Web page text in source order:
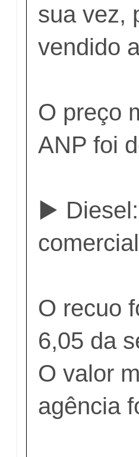
sua vez,
vendido
O preço
ANP foi
▶️
O recuo
6,05 da
O valor
agência